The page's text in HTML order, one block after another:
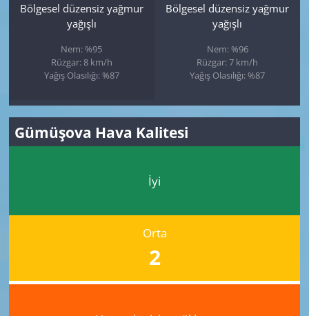
Bölgesel düzensiz yağmur
yağışlı
Nem: %95
Rüzgar: 8 km/h
Yağış Olasılığı: %87
Bölgesel düzensiz yağmur
yağışlı
Nem: %96
Rüzgar: 7 km/h
Yağış Olasılığı: %87
Gümüşova Hava Kalitesi
İyi
Orta
2